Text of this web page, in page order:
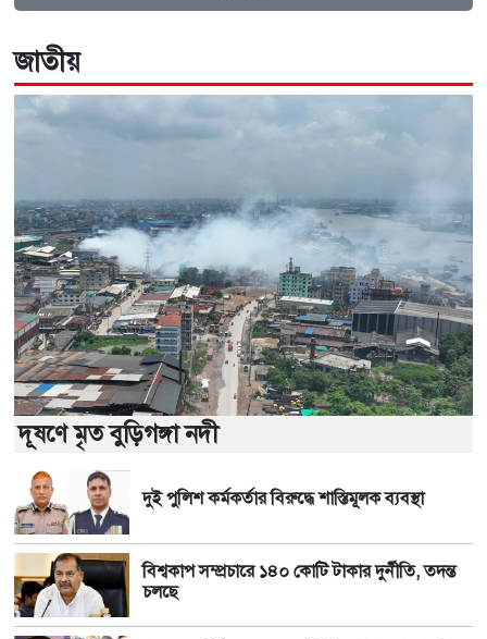
জাতীয়
দূষণে মৃত বুড়িগঙ্গা নদী
দুই পুলিশ কর্মকর্তার বিরুদ্ধে শাস্তিমূলক ব্যবস্থা
বিশ্বকাপ সম্প্রচারে ১৪০ কোটি টাকার দুর্নীতি, তদন্ত
চলছে